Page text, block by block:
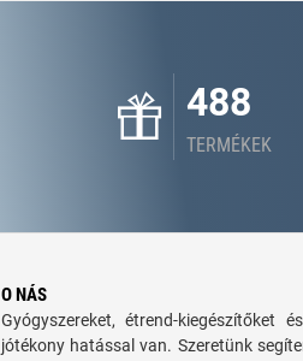
488
TERMÉKEK
O NÁS
Gyógyszereket, étrend-kiegészítőket
jótékony hatással van. Szeretünk